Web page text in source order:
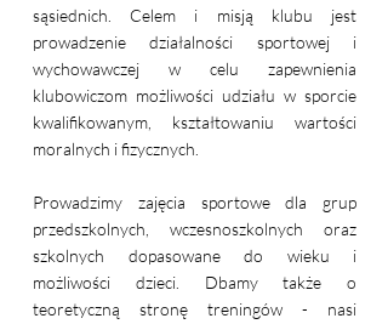
sąsiednich. Celem i misją klubu jest
prowadzenie działalności sportowej i
wychowawczej w celu zapewnienia
klubowiczom możliwości udziału w sporcie
kwalifikowanym, kształtowaniu wartości
moralnych i fizycznych.
Prowadzimy zajęcia sportowe dla grup
przedszkolnych, wczesnoszkolnych oraz
szkolnych dopasowane do wieku i
możliwości dzieci. Dbamy także o
teoretyczną stronę treningów - nasi